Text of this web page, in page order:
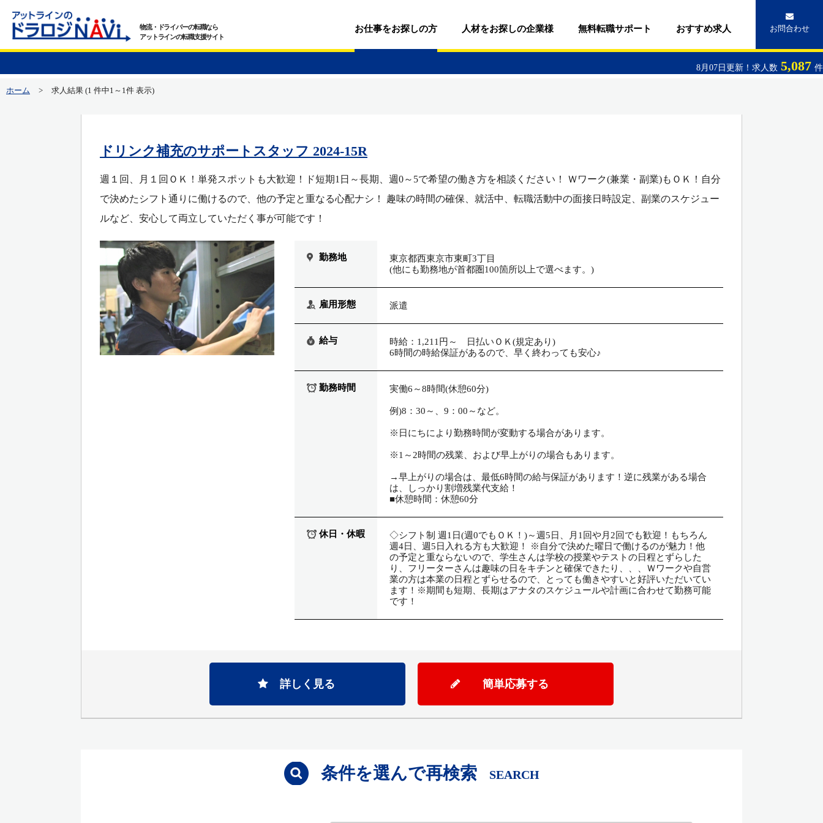
物流・ドライバーの転職なら
アットラインの転職支援サイト
お問合わせ
お仕事をお探しの方 人材をお探しの企業様 無料転職サポート おすすめ求人
8月07日更新！求人数 5,087 件
ホーム > 求人結果 (1 件中1～1件 表示)
ドリンク補充のサポートスタッフ 2024-15R
週１回、月１回ＯＫ！単発スポットも大歓迎！ド短期1日～長期、週0～5で希望の働き方を相談ください！ Ｗワーク(兼業・副業)もＯＫ！自分
で決めたシフト通りに働けるので、他の予定と重なる心配ナシ！ 趣味の時間の確保、就活中、転職活動中の面接日時設定、副業のスケジュー
ルなど、安心して両立していただく事が可能です！
勤務地
東京都西東京市東町3丁目
(他にも勤務地が首都圏100箇所以上で選べます。)
雇用形態 派遣
給与
時給：1,211円～ 日払いＯＫ(規定あり)
6時間の時給保証があるので、早く終わっても安心♪
勤務時間 実働6～8時間(休憩60分)
例)8：30～、9：00～など。
※日にちにより勤務時間が変動する場合があります。
※1～2時間の残業、および早上がりの場合もあります。
→早上がりの場合は、最低6時間の給与保証があります！逆に残業がある場合
は、しっかり割増残業代支給！
■休憩時間：休憩60分
休日・休暇
◇シフト制 週1日(週0でもＯＫ！)～週5日、月1回や月2回でも歓迎！もちろん
週4日、週5日入れる方も大歓迎！ ※自分で決めた曜日で働けるのが魅力！他
の予定と重ならないので、学生さんは学校の授業やテストの日程とずらした
り、フリーターさんは趣味の日をキチンと確保できたり、、、Ｗワークや自営
業の方は本業の日程とずらせるので、とっても働きやすいと好評いただいてい
ます！※期間も短期、長期はアナタのスケジュールや計画に合わせて勤務可能
です！
詳しく見る 簡単応募する
条件を選んで再検索 SEARCH